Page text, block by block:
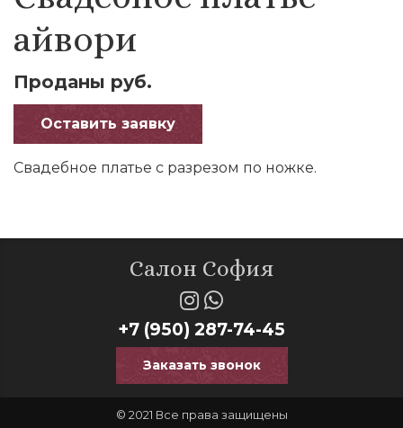
айвори
Проданы руб.
Оставить заявку
Свадебное платье с разрезом по ножке.
Салон София
+7 (950) 287-74-45
Заказать звонок
© 2021 Все права защищены